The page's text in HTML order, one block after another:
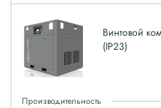
Винтовой
(IP23)
Производительность